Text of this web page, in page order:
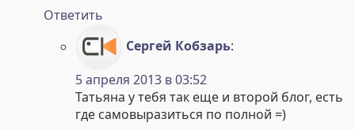
Ответить
Сергей Кобзарь:
5 апреля 2013 в 03:52
Татьяна у тебя так еще и второй блог, есть
где самовыразиться по полной =)